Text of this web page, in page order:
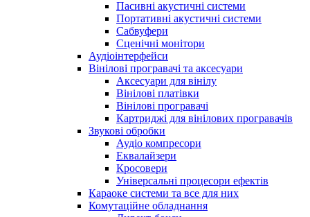
Пасивні акустичні системи
Портативні акустичні системи
Сабвуфери
Сценічні монітори
Аудіоінтерфейси
Вінілові програвачі та аксесуари
Аксесуари для вінілу
Вінілові платівки
Вінілові програвачі
Картриджі для вінілових програвачів
Звукові обробки
Аудіо компресори
Еквалайзери
Кросовери
Універсальні процесори ефектів
Караоке системи та все для них
Комутаційне обладнання